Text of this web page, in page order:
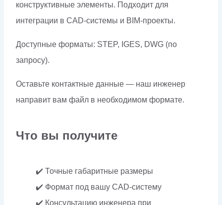
конструктивные элементы. Подходит для
интеграции в CAD-системы и BIM-проекты.
Доступные форматы: STEP, IGES, DWG (по
запросу).
Оставьте контактные данные — наш инженер
направит вам файл в необходимом формате.
Что вы получите
✔️ Точные габаритные размеры
✔️ Формат под вашу CAD-систему
✔️ Консультацию инженера при